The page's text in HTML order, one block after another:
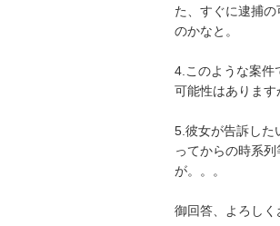
た、すぐに逮捕
のかなと。
4.このような案件
可能性はあります
5.彼女が告訴した
ってからの時系
が。。。
御回答、よろしく